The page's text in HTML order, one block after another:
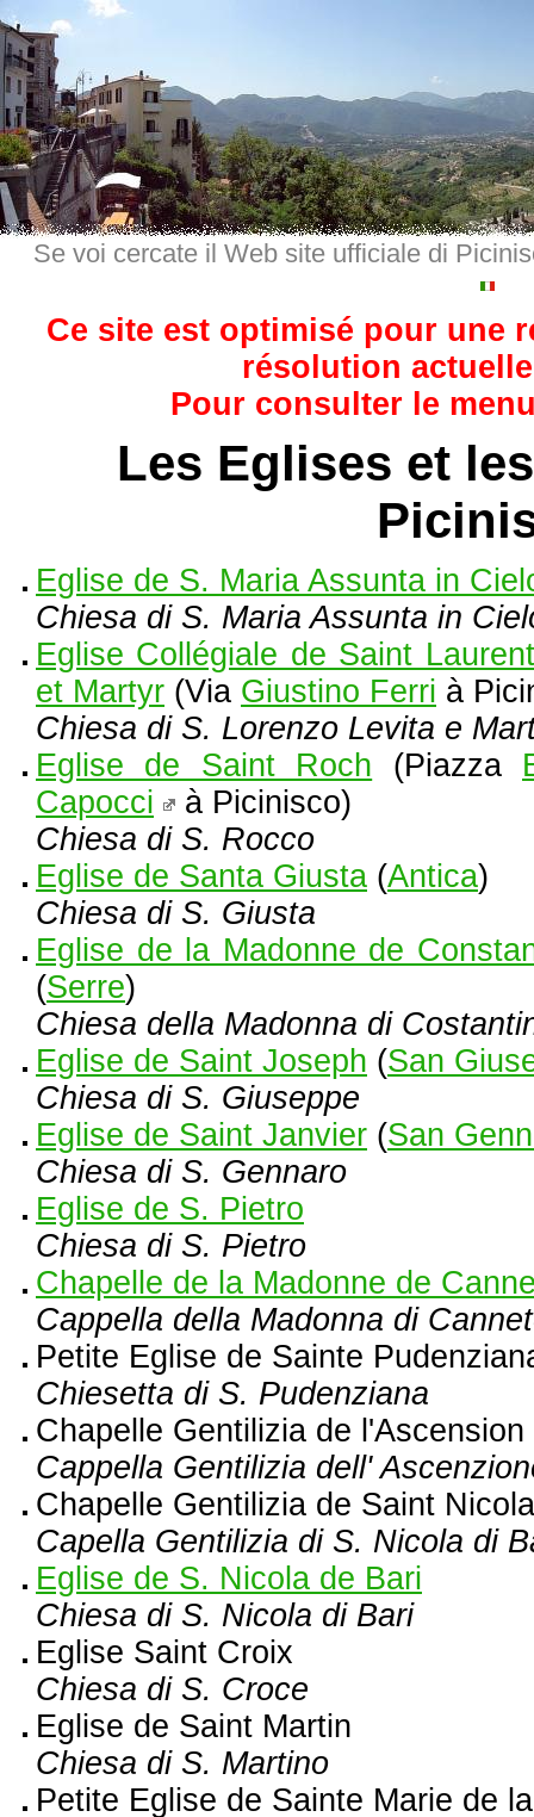
Se voi cercate il Web site ufficiale di
Ce site est optimisé pour une
résolution
Pour consulter le
Les Eglises et
Eglise de S. Maria Assunta in
Chiesa di S. Maria Assunta in
Eglise Collégiale de Saint
et Martyr (Via Giustino Ferri à
Chiesa di S. Lorenzo Levita e
Eglise de Saint Roch (Piazza
Capocci
à Picinisco)
Chiesa di S. Rocco
Eglise de Santa Giusta (Antica)
Chiesa di S. Giusta
Eglise de la Madonne de
(Serre)
Chiesa della Madonna di
Eglise de Saint Joseph (San
Chiesa di S. Giuseppe
Eglise de Saint Janvier (San
Chiesa di S. Gennaro
Eglise de S. Pietro
Chiesa di S. Pietro
Chapelle de la Madonne de
Cappella della Madonna di
Petite Eglise de Sainte
Chiesetta di S. Pudenziana
Chapelle Gentilizia de l'Ascension
Cappella Gentilizia dell'
Chapelle Gentilizia de Saint
Capella Gentilizia di S. Nicola di
Eglise de S. Nicola de Bari
Chiesa di S. Nicola di Bari
Eglise Saint Croix
Chiesa di S. Croce
Eglise de Saint Martin
Chiesa di S. Martino
Petite Eglise de Sainte Marie de